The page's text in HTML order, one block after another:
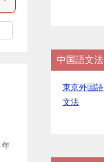
年
中国語文
東京外国
文法